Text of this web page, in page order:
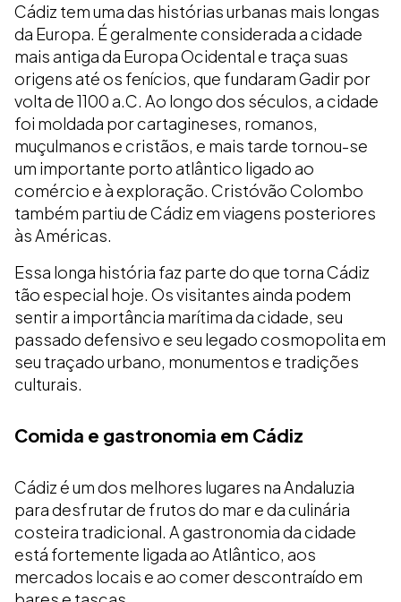
Cádiz tem uma das histórias urbanas mais longas
da Europa. É geralmente considerada a cidade
mais antiga da Europa Ocidental e traça suas
origens até os fenícios, que fundaram Gadir por
volta de 1100 a.C. Ao longo dos séculos, a cidade
foi moldada por cartagineses, romanos,
muçulmanos e cristãos, e mais tarde tornou-se
um importante porto atlântico ligado ao
comércio e à exploração. Cristóvão Colombo
também partiu de Cádiz em viagens posteriores
às Américas.
Essa longa história faz parte do que torna Cádiz
tão especial hoje. Os visitantes ainda podem
sentir a importância marítima da cidade, seu
passado defensivo e seu legado cosmopolita em
seu traçado urbano, monumentos e tradições
culturais.
Comida e gastronomia em Cádiz
Cádiz é um dos melhores lugares na Andaluzia
para desfrutar de frutos do mar e da culinária
costeira tradicional. A gastronomia da cidade
está fortemente ligada ao Atlântico, aos
mercados locais e ao comer descontraído em